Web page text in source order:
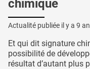
chimique
Actualité publiée il y a 9
Et qui dit signature
possibilité de
résultat d’autant plus